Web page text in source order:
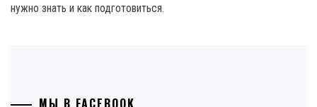
нужно знать и как подготовиться.
МЫ В FACEBOOK